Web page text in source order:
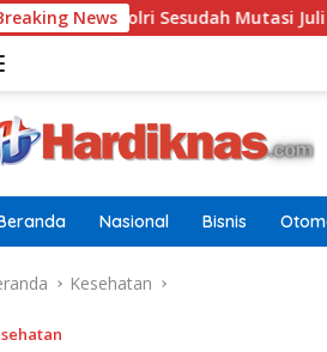
News
Sesudah Mutasi Juli 2026
Nasional Bisnis
Kesehatan